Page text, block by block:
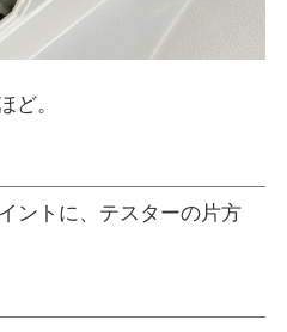
ど。
ントに、テスターの片方